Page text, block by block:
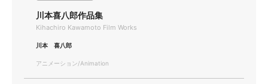
川本喜八郎作品集
Kihachiro Kawamoto Film Works
川本 喜八郎
アニメーション/Animation